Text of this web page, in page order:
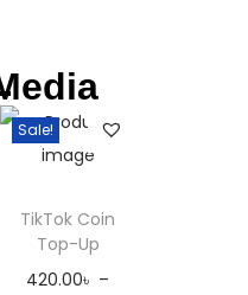
Sale!
TikTok Coin
Top-Up
420.00৳ –